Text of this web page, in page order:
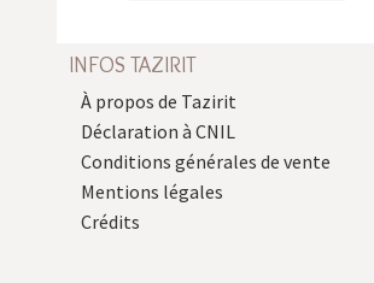
INFOS TAZIRIT
À propos de Tazirit
Déclaration à CNIL
Conditions générales de vente
Mentions légales
Crédits